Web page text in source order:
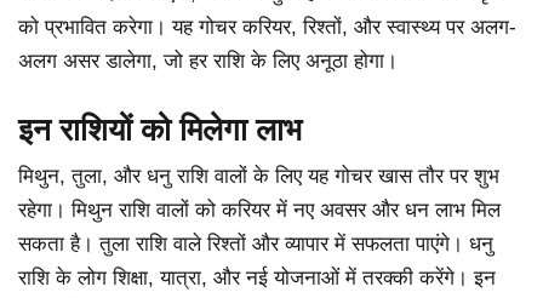
को प्रभावित करेगा। यह गोचर करियर, रिश्तों, और स्वास्थ्य पर अलग-
अलग असर डालेगा, जो हर राशि के लिए अनूठा होगा।
इन राशियों को मिलेगा लाभ
मिथुन, तुला, और धनु राशि वालों के लिए यह गोचर खास तौर पर शुभ
रहेगा। मिथुन राशि वालों को करियर में नए अवसर और धन लाभ मिल
सकता है। तुला राशि वाले रिश्तों और व्यापार में सफलता पाएंगे। धनु
राशि के लोग शिक्षा, यात्रा, और नई योजनाओं में तरक्की करेंगे। इन